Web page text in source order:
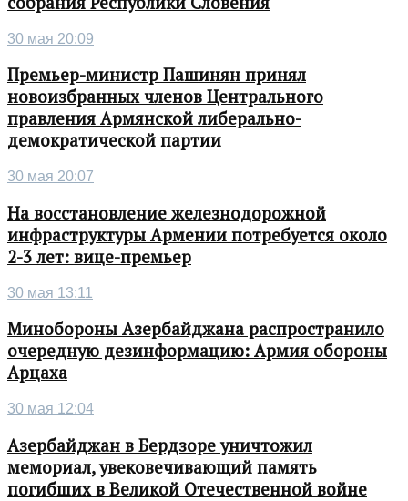
30 мая 20:09
Премьер-министр Пашинян принял
новоизбранных членов Центрального
правления Армянской либерально-
демократической партии
30 мая 20:07
На восстановление железнодорожной
инфраструктуры Армении потребуется около
2-3 лет: вице-премьер
30 мая 13:11
Минобороны Азербайджана распространило
очередную дезинформацию: Армия обороны
Арцаха
30 мая 12:04
Азербайджан в Бердзоре уничтожил
мемориал, увековечивающий память
погибших в Великой Отечественной войне